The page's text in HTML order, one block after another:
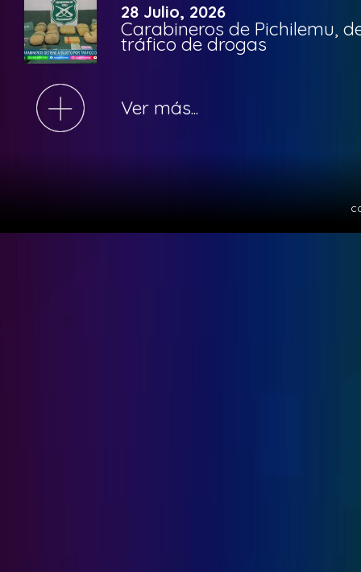
28 Julio, 2026
Carabineros de Pichilemu,
tráfico de drogas
Ver más...